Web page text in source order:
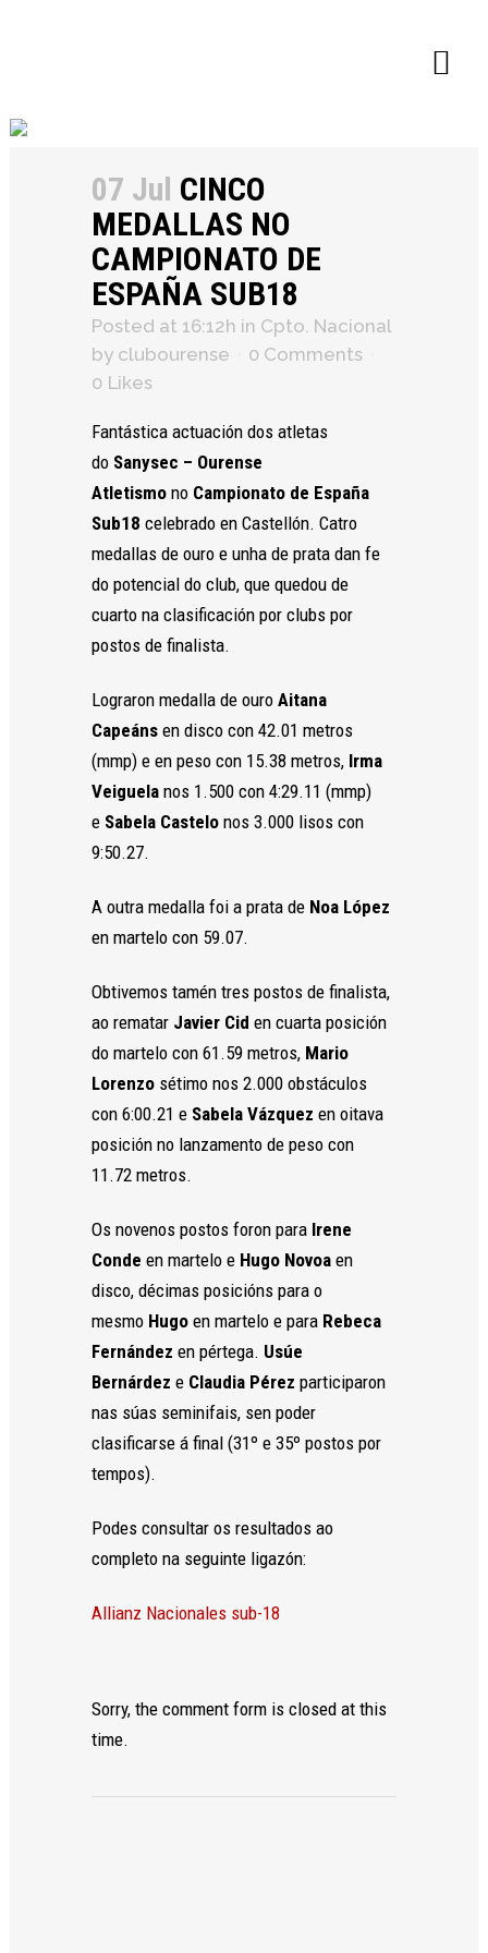
07 Jul CINCO
MEDALLAS NO
CAMPIONATO DE
ESPAÑA SUB18
Posted at 16:12h in Cpto. Nacional
by clubourense
0 Comments
0 Likes
Fantástica actuación dos atletas
do Sanysec – Ourense
Atletismo no Campionato de España
Sub18 celebrado en Castellón. Catro
medallas de ouro e unha de prata dan fe
do potencial do club, que quedou de
cuarto na clasificación por clubs por
postos de finalista.
Lograron medalla de ouro Aitana
Capeáns en disco con 42.01 metros
(mmp) e en peso con 15.38 metros, Irma
Veiguela nos 1.500 con 4:29.11 (mmp)
e Sabela Castelo nos 3.000 lisos con
9:50.27.
A outra medalla foi a prata de Noa López
en martelo con 59.07.
Obtivemos tamén tres postos de finalista,
ao rematar Javier Cid en cuarta posición
do martelo con 61.59 metros, Mario
Lorenzo sétimo nos 2.000 obstáculos
con 6:00.21 e Sabela Vázquez en oitava
posición no lanzamento de peso con
11.72 metros.
Os novenos postos foron para Irene
Conde en martelo e Hugo Novoa en
disco, décimas posicións para o
mesmo Hugo en martelo e para Rebeca
Fernández en pértega. Usúe
Bernárdez e Claudia Pérez participaron
nas súas seminifais, sen poder
clasificarse á final (31º e 35º postos por
tempos).
Podes consultar os resultados ao
completo na seguinte ligazón:
Allianz Nacionales sub-18
Sorry, the comment form is closed at this
time.
Necesarias
cookies no
opcionales.
necesarias
para que
funcione la
podamos
mejorar la
y estructura
de la web, en
base a cómo
se usa la
Experiencia
Para que
nuestra web
mejor posible
durante tu
rechaza estas
cookies,
algunas
funcionalidades
desaparecerán
de la web.